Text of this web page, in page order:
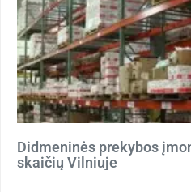
Didmeninės prekybos
skaičių Vilniuje